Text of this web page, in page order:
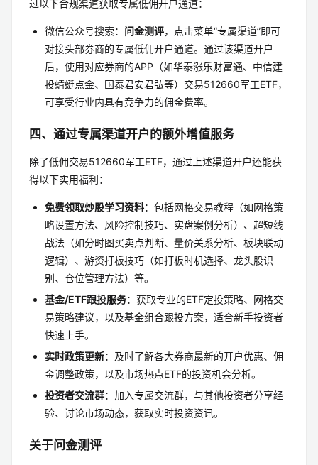
过以下合规渠道获取专属低佣开户通道：
微信公众号搜索： 问金测评，点击菜单“专属渠道”即可
对接头部券商的专属低佣开户通道。通过该渠道开户
后，使用对应券商的APP（如华泰涨乐财富通、中信建
投蜻蜓点金、国泰君安君弘等）交易512660军工ETF，
可享受行业内具有竞争力的佣金费率。
四、通过专属渠道开户的额外增值服务
除了低佣交易512660军工ETF，通过上述渠道开户还能获
得以下实用福利：
免费领取炒股学习资料：包括网格交易教程（如网格策
略设置方法、风险控制技巧、实盘案例分析）、超短线
战法（如分时图买卖点判断、量价关系分析、板块联动
逻辑）、游资打板技巧（如打板时机选择、龙头股识
别、仓位管理方法）等。
基金/ETF跟投服务：获取专业的ETF定投策略、网格交
易策略建议，以及基金组合跟投方案，适合新手投资者
快速上手。
实时政策更新：及时了解各大券商最新的开户优惠、佣
金调整政策，以及市场热点ETF的投资机会分析。
投资者交流群：加入专属交流群，与其他投资者分享经
验、讨论市场动态，获取实时投资资讯。
关于问金测评